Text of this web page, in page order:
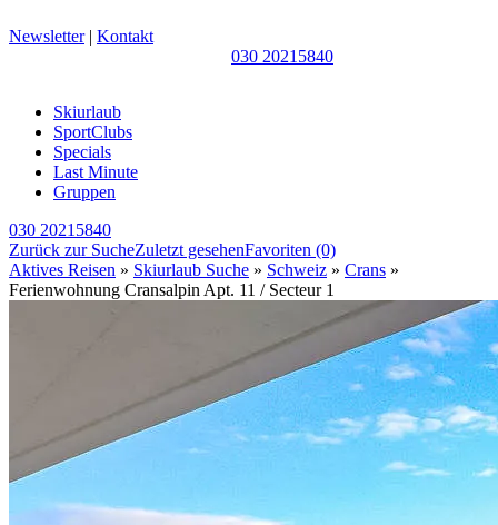
Newsletter| Kontakt
030 20215840
Skiurlaub
SportClubs
Specials
Last Minute
Gruppen
030 20215840
Zurück zur SucheZuletzt gesehenFavoriten (0)
Aktives Reisen » Skiurlaub Suche » Schweiz » Crans »
Ferienwohnung Cransalpin Apt. 11 / Secteur 1